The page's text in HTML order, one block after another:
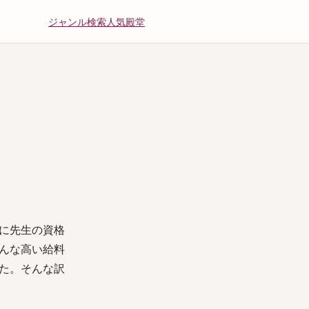
ジャンル検索人気殿堂
先生の資格
な高い給料
。そんな訳